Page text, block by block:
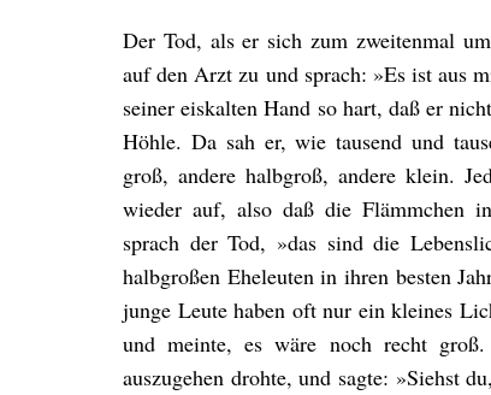
Der Tod, als er sich zum zweitenmal
auf den Arzt zu und sprach: »Es ist aus
seiner eiskalten Hand so hart, daß er
Höhle. Da sah er, wie tausend und
groß, andere halbgroß, andere klein.
wieder auf, also daß die Flämmchen
sprach der Tod, »das sind die
halbgroßen Eheleuten in ihren besten
junge Leute haben oft nur ein kleines
und meinte, es wäre noch recht
auszugehen drohte, und sagte: »Siehst